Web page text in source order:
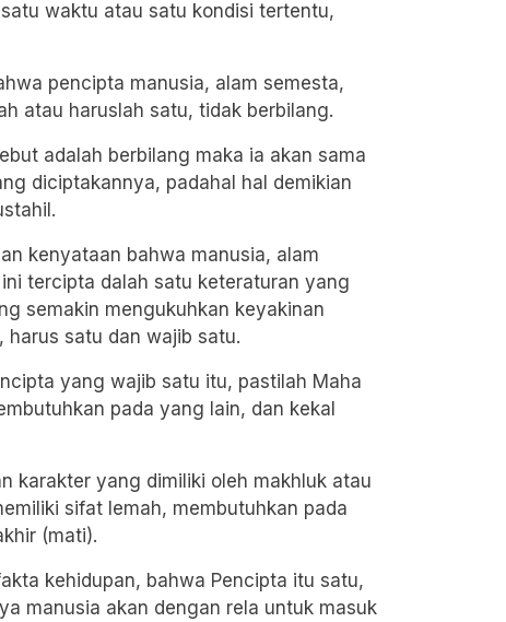
waktu atau satu kondisi tertentu,
pencipta manusia, alam semesta,
atau haruslah satu, tidak berbilang.
adalah berbilang maka ia akan sama
diciptakannya, padahal hal demikian
kenyataan bahwa manusia, alam
tercipta dalah satu keteraturan yang
semakin mengukuhkan keyakinan
satu dan wajib satu.
yang wajib satu itu, pastilah Maha
pada yang lain, dan kekal
karakter yang dimiliki oleh makhluk atau
sifat lemah, membutuhkan pada
(mati).
kehidupan, bahwa Pencipta itu satu,
manusia akan dengan rela untuk masuk